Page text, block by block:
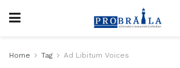
Home Tag Ad Libitum Voices